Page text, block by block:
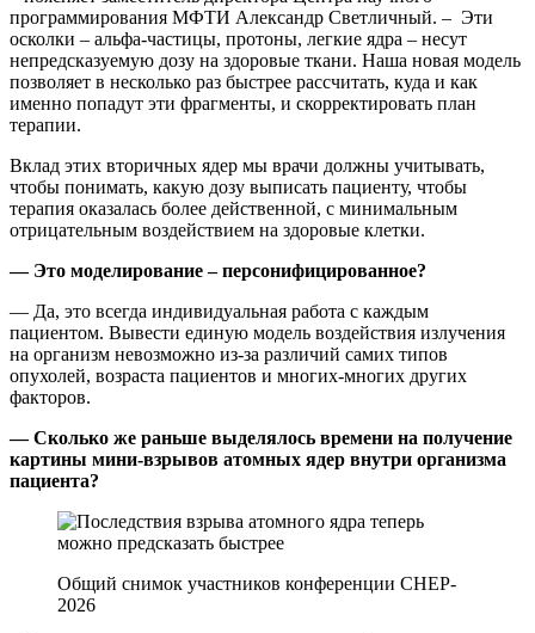
программирования МФТИ Александр Светличный. – Эти
осколки – альфа-частицы, протоны, легкие ядра – несут
непредсказуемую дозу на здоровые ткани. Наша новая модель
позволяет в несколько раз быстрее рассчитать, куда и как
именно попадут эти фрагменты, и скорректировать план
терапии.
Вклад этих вторичных ядер мы врачи должны учитывать,
чтобы понимать, какую дозу выписать пациенту, чтобы
терапия оказалась более действенной, с минимальным
отрицательным воздействием на здоровые клетки.
— Это моделирование – персонифицированное?
— Да, это всегда индивидуальная работа с каждым
пациентом. Вывести единую модель воздействия излучения
на организм невозможно из-за различий самих типов
опухолей, возраста пациентов и многих-многих других
факторов.
— Сколько же раньше выделялось времени на получение
картины мини-взрывов атомных ядер внутри организма
пациента?
Общий снимок участников конференции CHEP-
2026